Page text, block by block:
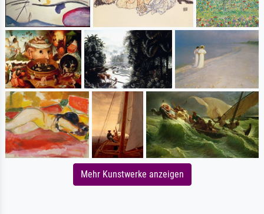
Mehr Kunstwerke anzeigen